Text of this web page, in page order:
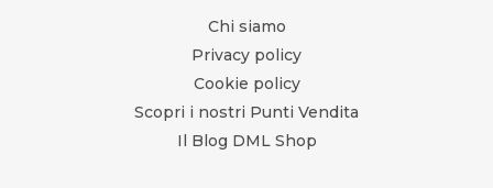
Chi siamo
Privacy policy
Cookie policy
Scopri i nostri Punti Vendita
Il Blog DML Shop